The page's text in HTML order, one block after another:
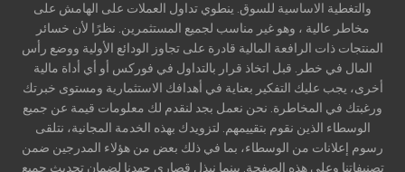
والتغطية الاساسية للسوق. ينطوي تداول العملات على الهامش على
مخاطر عالية ، وهو غير مناسب لجميع المستثمرين. نظرًا لأن خسائر
المنتجات ذات الرافعة المالية قادرة على تجاوز الودائع الأولية ووضع رأس
المال في خطر. قبل اتخاذ قرار بالتداول في فوركس أو أي أداة مالية
أخرى، يجب عليك التفكير بعناية في أهدافك الاستثمارية ومستوى خبرتك
ورغبتك في المخاطرة. نحن نعمل بجد لنقدم لك معلومات قيمة عن جميع
الوسطاء الذين نقوم بتقييمهم. لتزويدك بهذه الخدمة المجانية، نتلقى
رسوم إعلانات من الوسطاء، بما في ذلك بعض من هؤلاء المدرجين ضمن
تصنيفاتنا وعلى هذه الصفحة. بينما نبذل قصارى جهدنا لضمان تحديث جميع